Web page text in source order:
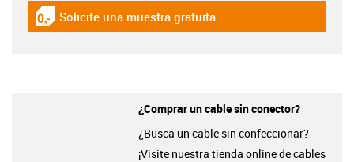
igus-icon-gratismuster
Solicite una muestra gratuita
¿Comprar un cable sin conector?
¿Busca un cable sin confeccionar?
¡Visite nuestra tienda online de cables